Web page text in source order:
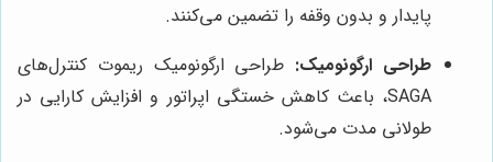
پایدار و بدون وقفه را تضمین می‌کنند.
طراحی ارگونومیک: طراحی ارگونومیک ریموت کنترل‌های
SAGA، باعث کاهش خستگی اپراتور و افزایش کارایی در
طولانی مدت می‌شود.